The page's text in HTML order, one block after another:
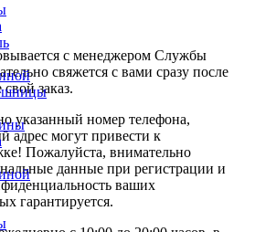
с менеджером Службы
свяжется с вами сразу после
заказ.
указанный номер телефона,
адрес могут привести к
Пожалуйста, внимательно
данные при регистрации и
ваших
гарантируется.